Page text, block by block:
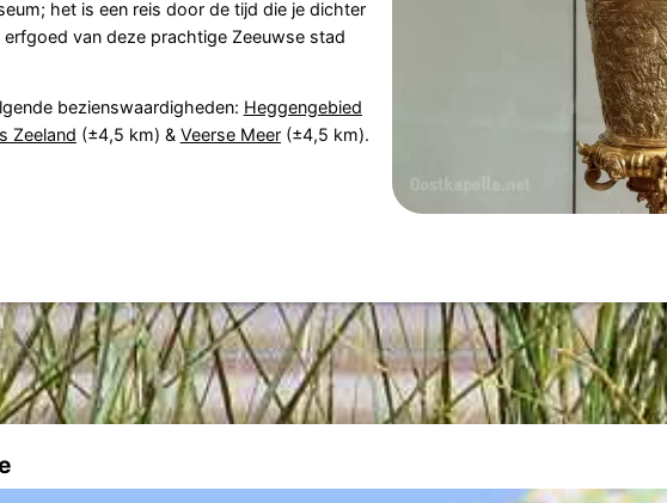
het is een reis door de tijd die je dichter
van deze prachtige Zeeuwse stad
bezienswaardigheden: Heggengebied
Zeeland (±4,5 km) & Veerse Meer(±4,5 km).